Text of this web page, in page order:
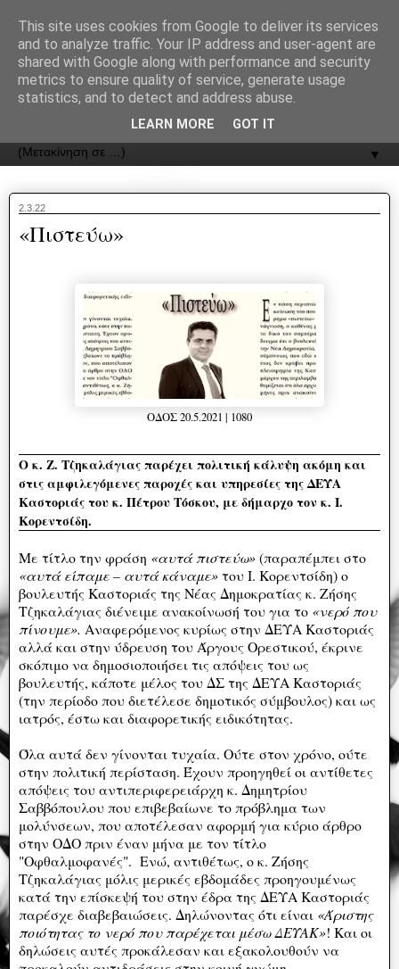
ΟΔΟΣ
▼
2.3.22
«Πιστεύω»
ΟΔΟΣ 20.5.2021 | 1080
Ο κ. Ζ. Τζηκαλάγιας παρέχει πολιτική κάλυψη ακόμη και
στις αμφιλεγόμενες παροχές και υπηρεσίες της ΔΕΥΑ
Καστοριάς του κ. Πέτρου Τόσκου, με δήμαρχο τον κ. Ι.
Κορεντσίδη.
Με τίτλο την φράση «αυτά πιστεύω»(παραπέμπει στο
«αυτά είπαμε – αυτά κάναμε»του Ι. Κορεντσίδη) ο
βουλευτής Καστοριάς της Νέας Δημοκρατίας κ. Ζήσης
Τζηκαλάγιας διένειμε ανακοίνωσή του για το «νερό που
πίνουμε». Αναφερόμενος κυρίως στην ΔΕΥΑ Καστοριάς
αλλά και στην ύδρευση του Άργους Ορεστικού, έκρινε
σκόπιμο να δημοσιοποιήσει τις απόψεις του ως
βουλευτής, κάποτε μέλος του ΔΣ της ΔΕΥΑ Καστοριάς
(την περίοδο που διετέλεσε δημοτικός σύμβουλος) και ως
ιατρός, έστω και διαφορετικής ειδικότητας.
Όλα αυτά δεν γίνονται τυχαία. Ούτε στον χρόνο, ούτε
στην πολιτική περίσταση. Έχουν προηγηθεί οι αντίθετες
απόψεις του αντιπεριφερειάρχη κ. Δημητρίου
Σαββόπουλου που επιβεβαίωνε το πρόβλημα των
μολύνσεων, που αποτέλεσαν αφορμή για κύριο άρθρο
στην ΟΔΟ πριν έναν μήνα με τον τίτλο
"Οφθαλμοφανές". Ενώ, αντιθέτως, ο κ. Ζήσης
Τζηκαλάγιας μόλις μερικές εβδομάδες προηγουμένως
κατά την επίσκεψή του στην έδρα της ΔΕΥΑ Καστοριάς
παρέσχε διαβεβαιώσεις. Δηλώνοντας ότι είναι «Άριστης
ποιότητας το νερό που παρέχεται μέσω ΔΕΥΑΚ»! Και οι
δηλώσεις αυτές προκάλεσαν και εξακολουθούν να
This site uses cookies from Google to deliver its services
and to analyze traffic. Your IP address and user-agent are
shared with Google along with performance and security
metrics to ensure quality of service, generate usage
statistics, and to detect and address abuse.
LEARN MORE GOT IT